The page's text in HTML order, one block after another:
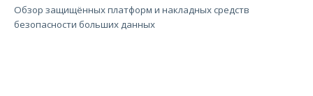
Обзор защищённых платформ и накладных средств
безопасности больших данных